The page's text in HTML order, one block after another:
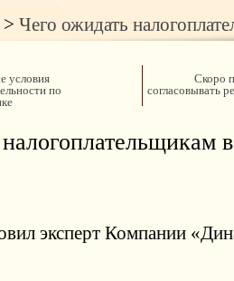
> Чего ожидать
условия
по
Скоро
согласовывать
эксперт Компании